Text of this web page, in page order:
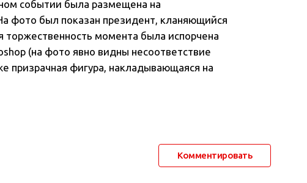
событии была размещена на
фото был показан президент, кланяющийся
торжественность момента была испорчена
(на фото явно видны несоответствие
призрачная фигура, накладывающаяся на
Комментировать